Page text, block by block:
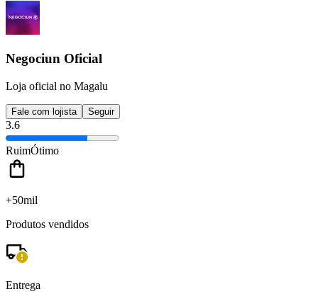
Negociun Oficial
Loja oficial no Magalu
Fale com lojista Seguir
3.6
RuimÓtimo
+50mil
Produtos vendidos
Entrega